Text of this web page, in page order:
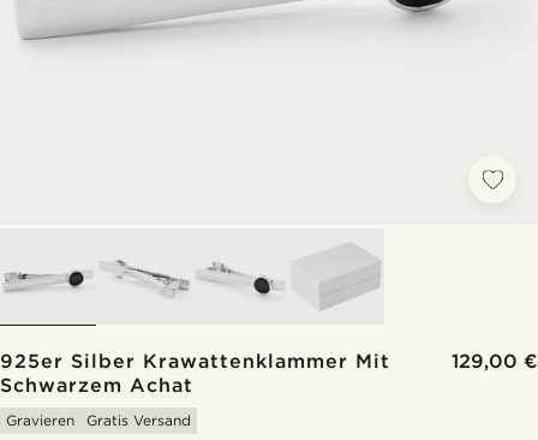
925er Silber Krawattenklammer Mit
Schwarzem Achat
129,00 €
Gravieren Gratis Versand